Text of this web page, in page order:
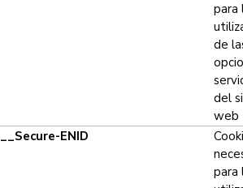
para
de
del
web
__Secure-ENID
para